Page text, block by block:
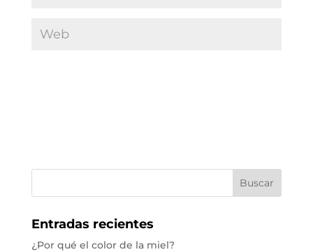
Entradas recientes
¿Por qué el color de la miel?